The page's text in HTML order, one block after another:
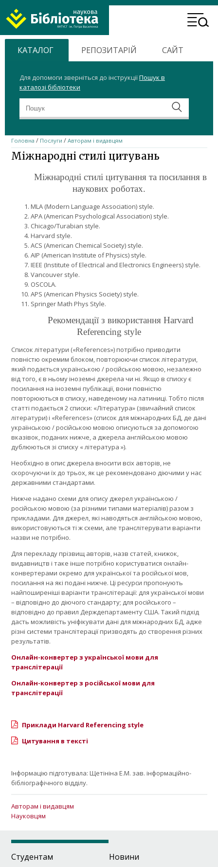
ХНТУСГ
Home
Header
Menu
КАТАЛОГ
Для допомоги зверніться до інструкціїПошук в
каталозі бібліотеки
РЕПОЗИТАРІЙ САЙТ
Головна / Послуги / Авторам і видавцям
Міжнародні стилі цитувань
Міжнародні стилі цитування та посилання в
наукових роботах.
MLA (Modern Language Association) style.
APA (American Psychological Association) style.
Chicago/Turabian style.
Harvard style.
ACS (American Chemical Society) style.
AIP (American Institute of Physics) style.
IEEE (Institute of Electrical and Electronics Engineers) style.
Vancouver style.
OSCOLA.
APS (American Physics Society) style.
Springer Math Phys Style.
Рекомендації з використання Harvard
Referencing style
Список літератури («References») потрібно приводити
повністю окремим блоком, повторюючи список літератури,
який подається українською / російською мовою, незалежно
від того, є в ньому іноземні джерела чи ні. Якщо в списку є
посилання на іноземні публікації, вони повністю
повторюються в списку, наведеному на латиниці. Тобто після
статті подається 2 списки: «Література» (звичайний список
літератури) і «References» (список для міжнародних БД, де дані
українською / російською мовою описуються за допомогою
вказівок, поданих нижче, а джерела англійською мовою
дублюються зі списку « література »).
Необхідно в опис джерела вносити всіх авторів, не
скорочуючи їх до трьох, як це рекомендовано діючими у нас
державними стандартами.
Нижче надано схеми для опису джерел українською /
російською мовою (за різними типами матеріалів) разом з
прикладами. Для джерел, які наводяться англійською мовою,
використовуються ті ж схеми, але транслітерувати варіанти
назви не потрібно.
Для перекладу прізвищ авторів, назв статей, книжок,
видавництв і таке інше потрібно користуватися онлайн-
конвертерами окремо для української та російської мов,
посилання на які подані нижче. Ці ресурси пропонують
найпоширеніші варіанти транслітерації: для української мови
– відповідно до діючого стандарту; для російського –
відповідно до правил Держдепартаменту США. Такий підхід
дасть можливість уніфікувати дані для міжнародних БД, адже
різні системи транслітерації призводять до створення різних
результатів.
Онлайн-конвертер з української мови для
транслітерації
Онлайн-конвертер з російської мови для
транслітерації
Приклади Harvard Referencing style
Цитування в тексті
Інформацію підготувала: Щетініна Е.М. зав. інформаційно-
бібліографічного відділу.
Авторам і видавцям
Науковцям
Студентам
Новини